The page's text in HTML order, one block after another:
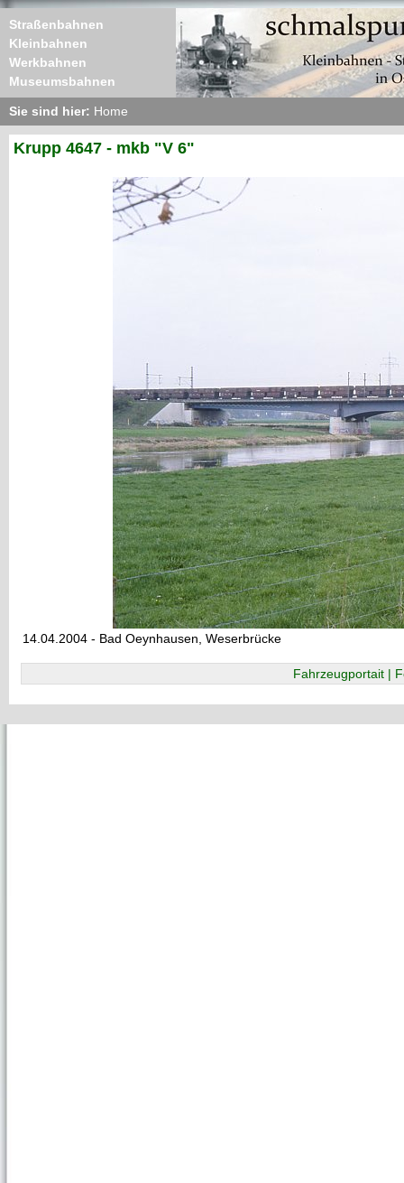
Straßenbahnen
Kleinbahnen
Werkbahnen
Museumsbahnen
Sie sind hier: Home
Krupp 4647 - mkb "V 6"
14.04.2004 - Bad Oeynhausen, Weserbrücke
Fahrzeugportait |